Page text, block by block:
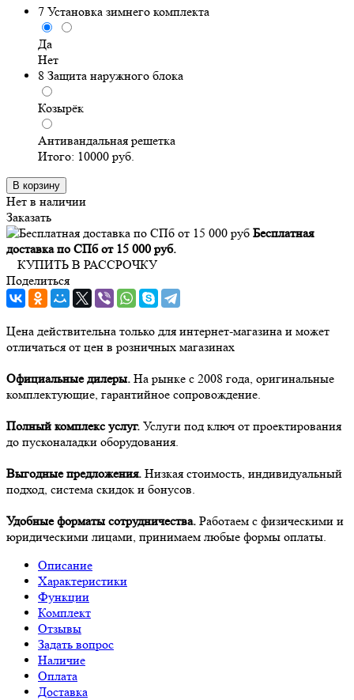
7 Установка зимнего комплекта
Да
Нет
8 Защита наружного блока
Козырёк
Антивандальная решетка
Итого: 10000 руб.
В корзину
Нет в наличии
Заказать
Бесплатная
доставка по СПб от 15 000 руб.
КУПИТЬ В РАССРОЧКУ
Поделиться
Цена действительна только для интернет-магазина и может
отличаться от цен в розничных магазинах
Официальные дилеры. На рынке с 2008 года, оригинальные
комплектующие, гарантийное сопровождение.
Полный комплекс услуг. Услуги под ключ от проектирования
до пусконаладки оборудования.
Выгодные предложения. Низкая стоимость, индивидуальный
подход, система скидок и бонусов.
Удобные форматы сотрудничества. Работаем с физическими и
юридическими лицами, принимаем любые формы оплаты.
Описание
Характеристики
Функции
Комплект
Отзывы
Задать вопрос
Наличие
Оплата
Доставка